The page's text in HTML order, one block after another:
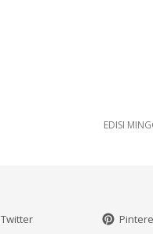
EDISI
Twitter